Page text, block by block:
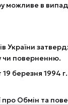
можливе в
України
чи поверненню.
березня 1994
про Обмін та